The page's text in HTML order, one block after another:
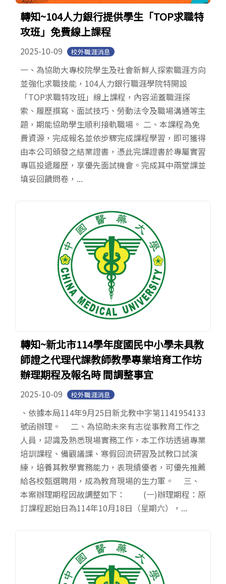
轉知~104人力銀行提供學生「TOP求職特
攻班」免費線上課程
2025-10-09 校外職涯消息
一、為協助大專校院學生及社會新鮮人探索職涯方向
並強化求職技能，104人力銀行職涯學院特開設
「TOP求職特攻班」線上課程，內容涵蓋職涯探
索、履歷撰寫、面試技巧、勞動法令及職場溝通等主
題，期能協助學生順利接軌職場。 二、本課程為免
費資源，完成報名並依步驟完成課程學習，即可獲得
由本公司頒發之結業證書，憑此完課證書於專屬實習
專區投遞履歷，享優先面試機會。完成其中兩堂課並
填妥回饋問卷，...
轉知~新北市114學年度國民中小學未具教
師證之代理代課教師教學專業培育工作坊
辦理期程及報名時 間調整事宜
2025-10-09 校外職涯消息
、依據本局114年9月25日新北教中字第1141954133
號函辦理。 二、為協助未來有志從事教育工作之
人員，認識及熟悉現場實務工作，本工作坊透過專業
培訓課程、備觀議課、寒假回流研習及試教口試演
練，培養其教學實務能力，表現績優者，可優先推薦
給各校甄選聘用，成為教育現場的生力軍。 三、
本案辦理期程因故調整如下： (一)辦理期程：原
訂課程起始日為114年10月18日（星期六），...